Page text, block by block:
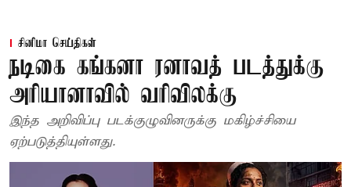
சினிமா செய்திகள்
நடிகை கங்கனா ரனாவத் படத்துக்கு
அரியானாவில் வரிவிலக்கு
இந்த அறிவிப்பு படக்குழுவினருக்கு மகிழ்ச்சியை
ஏற்படுத்தியுள்ளது.